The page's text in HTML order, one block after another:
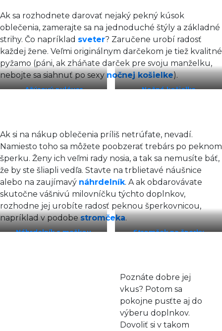
Ak sa rozhodnete darovať nejaký pekný kúsok
oblečenia, zamerajte sa na jednoduché štýly a základné
strihy. Čo napríklad sveter? Zaručene urobí radosť
každej žene. Veľmi originálnym darčekom je tiež kvalitné
pyžamo (páni, ak zháňate darček pre svoju manželku,
nebojte sa siahnuť po sexynočnej košielke).
Ažúrový pulóver Nočná košielka
Ak si na nákup oblečenia príliš netrúfate, nevadí.
Namiesto toho sa môžete poobzerať trebárs po peknom
šperku. Ženy ich veľmi rady nosia, a tak sa nemusíte báť,
že by ste šliapli vedľa. Stavte na trblietavé náušnice
alebo na zaujímavý náhrdelník. A ak obdarovávate
skutočne vášnivú milovníčku týchto doplnkov,
rozhodne jej urobíte radosť peknou šperkovnicou,
napríklad v podobestromčeka.
Náhrdelník s mačkou Stromček na šperky
Poznáte dobre jej
vkus? Potom sa
pokojne pusťte aj do
výberu doplnkov.
Dovoliť si v takom